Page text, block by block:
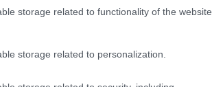
storage related to functionality of the website
storage related to personalization.